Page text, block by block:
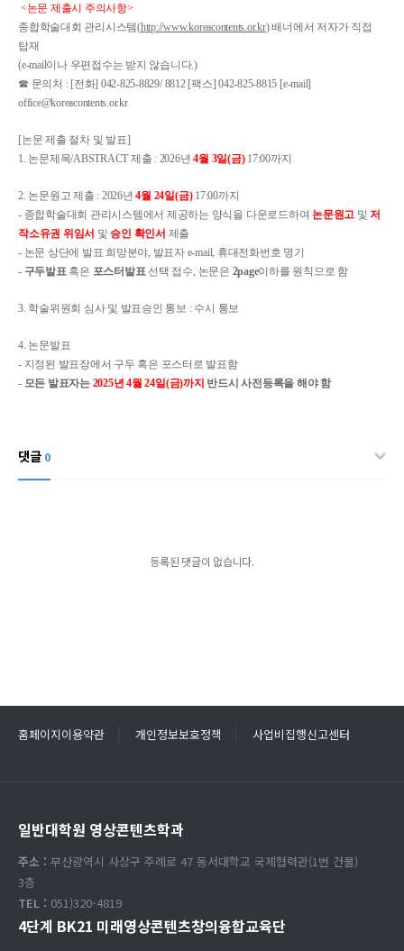
<논문 제출시 주의사항>
종합학술대회 관리시스템(http://www.koreacontents.or.kr) 배너에서 저자가 직접
탑재
(e-mail이나 우편접수는 받지 않습니다.)
☎ 문의처 : [전화] 042-825-8829/ 8812 [팩스] 042-825-8815 [e-mail]
office@koreacontents.or.kr
[논문 제출 절차 및 발표]
1. 논문제목/ABSTRACT 제출 : 2026년4월 3일(금)17:00까지
2. 논문원고 제출 : 2026년4월 24일(금)17:00까지
- 종합학술대회 관리시스템에서 제공하는 양식을 다운로드하여논문원고 및저
작소유권 위임서 및승인 확인서 제출
- 논문 상단에 발표 희망분야, 발표자 e-mail, 휴대전화번호 명기
-구두발표 혹은 포스터발표 선택 접수, 논문은 2page이하를 원칙으로 함
3. 학술위원회 심사 및 발표승인 통보 : 수시 통보
4. 논문발표
- 지정된 발표장에서 구두 혹은 포스터로 발표함
- 모든 발표자는 2025년 4월 24일(금)까지 반드시 사전등록을 해야 함
댓글 0
등록된 댓글이 없습니다.
홈페이지이용약관 개인정보보호정책 사업비집행신고센터
일반대학원 영상콘텐츠학과
주소 : 부산광역시 사상구 주례로 47 동서대학교 국제협력관(1번 건물)
3층
TEL : 051)320-4819
4단계 BK21 미래영상콘텐츠창의융합교육단